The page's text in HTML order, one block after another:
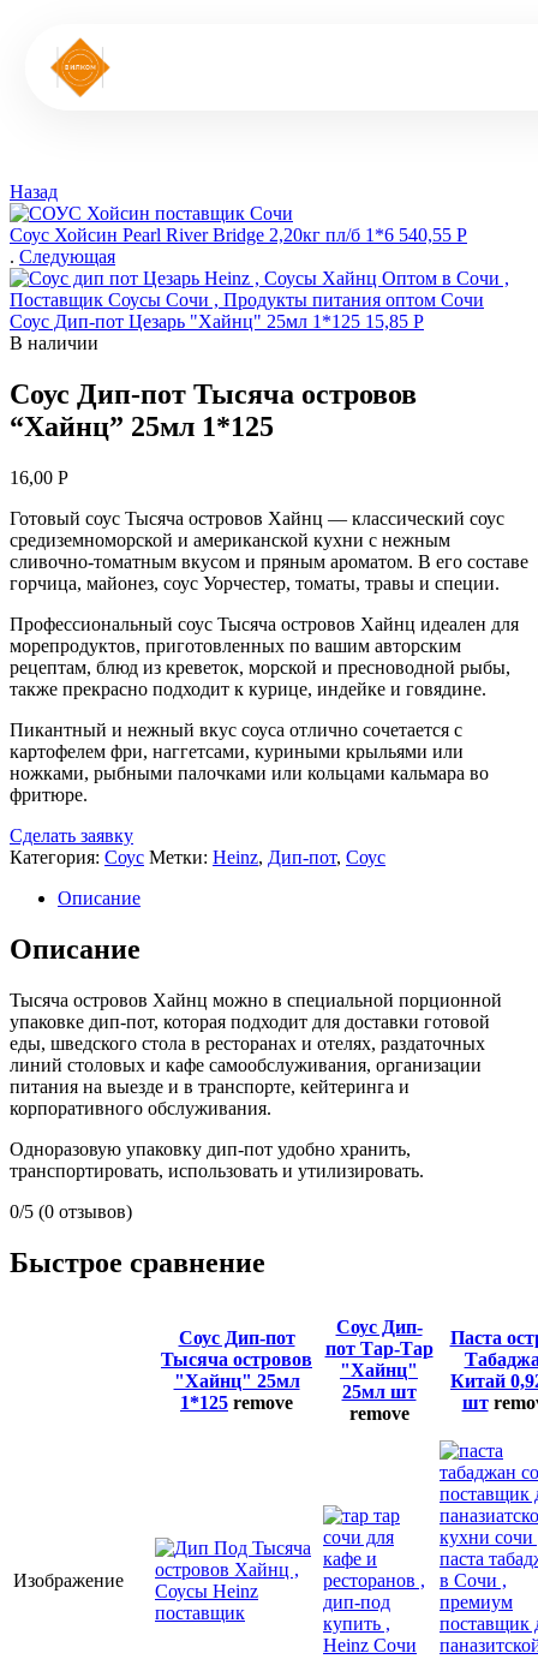
Назад
Соус Хойсин Pearl River Bridge 2,20кг пл/б 1*6 540,55 Р
. Следующая
Соус Дип-пот Цезарь "Хайнц" 25мл 1*125 15,85 Р
В наличии
Соус Дип-пот Тысяча островов
“Хайнц” 25мл 1*125
16,00 Р
Готовый соус Тысяча островов Хайнц — классический соус
средиземноморской и американской кухни с нежным
сливочно-томатным вкусом и пряным ароматом. В его составе
горчица, майонез, соус Уорчестер, томаты, травы и специи.
Профессиональный соус Тысяча островов Хайнц идеален для
морепродуктов, приготовленных по вашим авторским
рецептам, блюд из креветок, морской и пресноводной рыбы,
также прекрасно подходит к курице, индейке и говядине.
Пикантный и нежный вкус соуса отлично сочетается с
картофелем фри, наггетсами, куриными крыльями или
ножками, рыбными палочками или кольцами кальмара во
фритюре.
Сделать заявку
Категория: Соус Метки: Heinz, Дип-пот, Соус
Описание
Описание
Тысяча островов Хайнц можно в специальной порционной
упаковке дип-пот, которая подходит для доставки готовой
еды, шведского стола в ресторанах и отелях, раздаточных
линий столовых и кафе самообслуживания, организации
питания на выезде и в транспорте, кейтеринга и
корпоративного обслуживания.
Одноразовую упаковку дип-пот удобно хранить,
транспортировать, использовать и утилизировать.
0/5 (0 отзывов)
Быстрое сравнение
Соус Дип-пот
Тысяча островов
"Хайнц" 25мл
1*125 remove
Соус Дип-
пот Тар-Тар
"Хайнц"
25мл шт
remove
Паста
Китай
шт
Изображение